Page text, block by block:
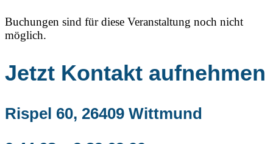
Buchungen sind für diese Veranstaltung noch nicht
möglich.
Jetzt Kontakt aufnehmen
Rispel 60, 26409 Wittmund